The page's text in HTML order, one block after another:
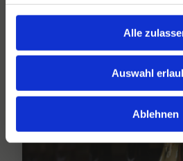
Alle
Auswahl
Ablehnen
Hansen Dranken
Ihr großer unabhängiger
seit über 75 Jahren.